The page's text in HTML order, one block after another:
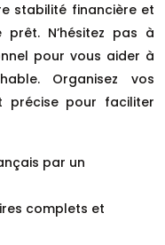
stabilité financière et
N’hésitez pas à
pour vous aider à
Organisez vos
précise pour faciliter
par un
complets et